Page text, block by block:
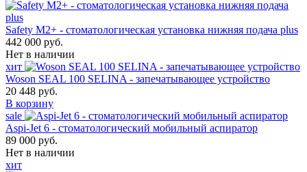
Safety M2+ - стоматологическая установка нижняя подача plus
442 000 руб.
Нет в наличии
хит
Woson SEAL 100 SELINA - запечатывающее устройство
20 448 руб.
В корзину
sale
Aspi-Jet 6 - стоматологический мобильный аспиратор
89 000 руб.
Нет в наличии
хит